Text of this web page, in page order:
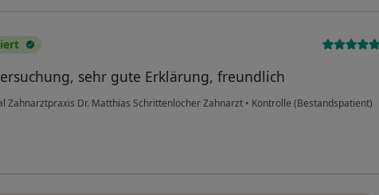
sehr gute Erklärung, freundlich
Zahnarztpraxis Dr. Matthias Schrittenlocher Zahnarzt • Kontrolle (Bestandspatient)